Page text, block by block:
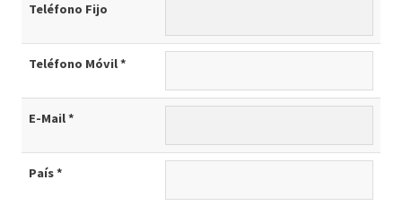
Teléfono Fijo
Teléfono Móvil *
E-Mail *
País *